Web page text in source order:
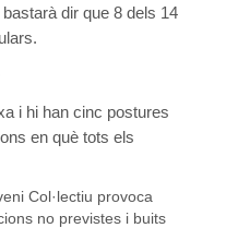
dir que 8 dels 14
i hi han cinc postures
en què tots els
Col·lectiu provoca
no previstes i buits